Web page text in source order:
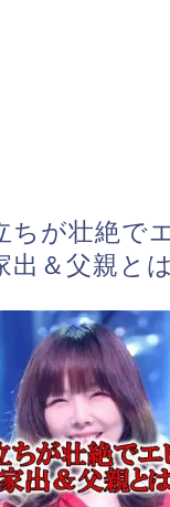
ちが壮絶で
出＆父親と